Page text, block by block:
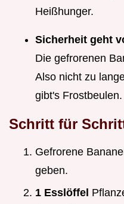
Heißhunger.
Sicherheit geht
Die gefrorenen
Also nicht zu
gibt's Frostbeulen.
Schritt für
Gefrorene
geben.
1 Esslöffel